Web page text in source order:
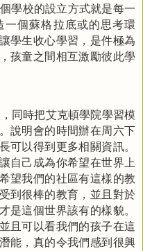
學校的設立方式就是每一
一個蘇格拉底或的思考環
學生收心學習，是件極為
孩童之間相互激勵彼此學
同時把艾克頓學院學習模
說明會的時間辦在周六下
可以得到更多相關資訊。
自己成為你希望在世界上
望我們的社區有這樣的教
到很棒的教育，並且對於
是這個世界該有的樣貌。
且可以看我們的孩子在這
能，真的令我們感到很興